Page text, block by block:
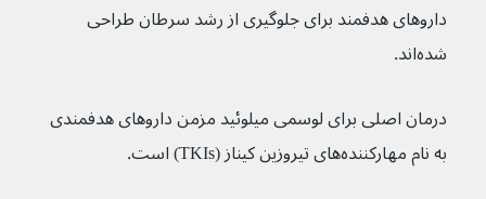
داروهای هدفمند برای جلوگیری از رشد سرطان طراحی
شده‌اند.
درمان اصلی برای لوسمی میلوئید مزمن داروهای هدفمندی
به نام مهارکننده‌های تیروزین کیناز (TKIs) است.